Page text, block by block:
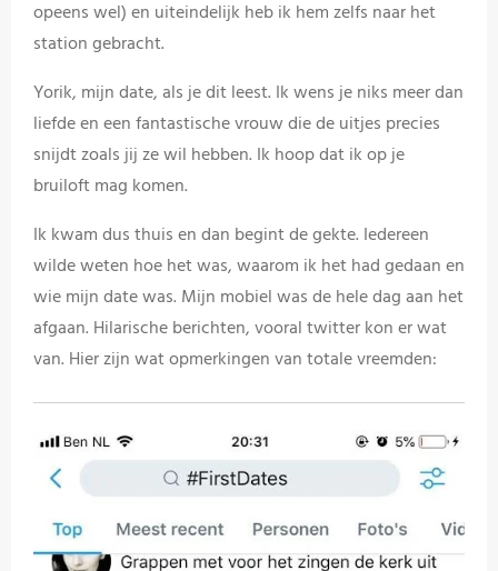
opeens wel) en uiteindelijk heb ik hem zelfs naar het
station gebracht.
Yorik, mijn date, als je dit leest. Ik wens je niks meer dan
liefde en een fantastische vrouw die de uitjes precies
snijdt zoals jij ze wil hebben. Ik hoop dat ik op je
bruiloft mag komen.
Ik kwam dus thuis en dan begint de gekte. Iedereen
wilde weten hoe het was, waarom ik het had gedaan en
wie mijn date was. Mijn mobiel was de hele dag aan het
afgaan. Hilarische berichten, vooral twitter kon er wat
van. Hier zijn wat opmerkingen van totale vreemden: